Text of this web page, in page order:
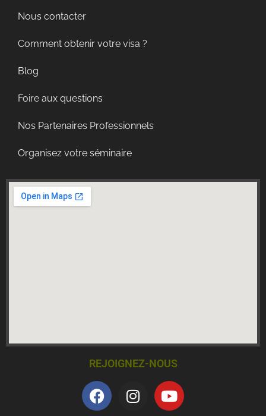
Nous contacter
Comment obtenir votre visa ?
Blog
Foire aux questions
Nos Partenaires Professionnels
Organisez votre séminaire
REJOIGNEZ-NOUS